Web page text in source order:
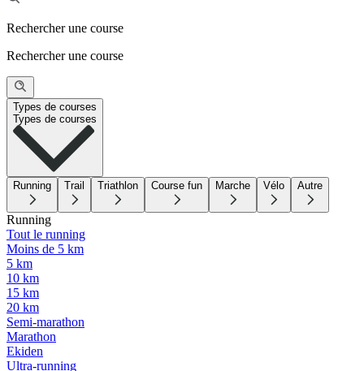
Rechercher une course
Rechercher une course
Types de courses
Types de courses
Running Trail Triathlon Course fun Marche Vélo Autre
Running
Tout le running
Moins de 5 km
5 km
10 km
15 km
20 km
Semi-marathon
Marathon
Ekiden
Ultra-running